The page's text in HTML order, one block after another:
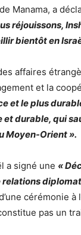
Manama, a
réjouissons,
bientôt en
affaires
et la
et le plus
et durable, qui
Moyen-Orient ».
a signé une «
cérémonie à
pas un